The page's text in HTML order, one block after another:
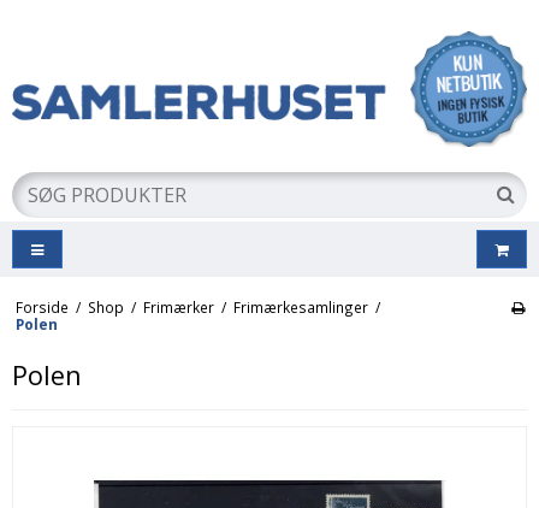
Forside / Shop / Frimærker / Frimærkesamlinger /
Polen
Polen